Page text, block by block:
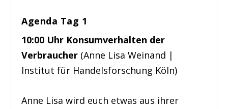
Agenda Tag 1
10:00 Uhr Konsumverhalten der
Verbraucher (Anne Lisa Weinand |
Institut für Handelsforschung Köln)
Anne Lisa wird euch etwas aus ihrer